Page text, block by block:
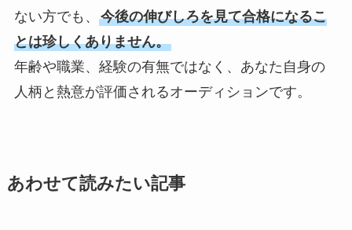
ない方でも、 今後の伸びしろを見て合格になるこ
とは珍しくありません。
年齢や職業、経験の有無ではなく、あなた自身の
人柄と熱意が評価されるオーディションです。
あわせて読みたい記事